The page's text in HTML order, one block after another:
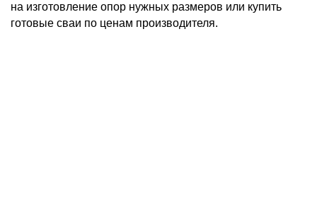
на изготовление опор нужных размеров или купить
готовые сваи по ценам производителя.